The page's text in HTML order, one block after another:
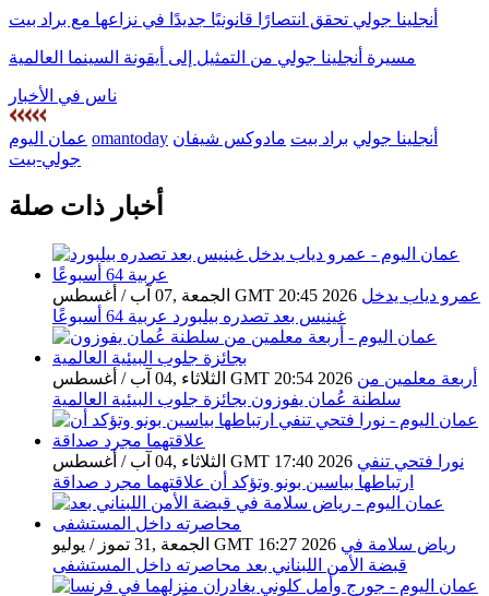
أنجلينا جولي تحقق انتصارًا قانونيًا جديدًا في نزاعها مع براد بيت
مسيرة أنجلينا جولي من التمثيل إلى أيقونة السينما العالمية
ناس في الأخبار
عمان اليوم omantoday أنجلينا جولي براد بيت مادوكس شيفان
جولي-بيت
أخبار ذات صلة
الجمعة ,07 آب / أغسطس GMT 20:45 2026 عمرو دياب يدخل
غينيس بعد تصدره بيلبورد عربية 64 أسبوعًا
الثلاثاء ,04 آب / أغسطس GMT 20:54 2026 أربعة معلمين من
سلطنة عُمان يفوزون بجائزة جلوب البيئية العالمية
الثلاثاء ,04 آب / أغسطس GMT 17:40 2026 نورا فتحي تنفي
ارتباطها بياسين بونو وتؤكد أن علاقتهما مجرد صداقة
الجمعة ,31 تموز / يوليو GMT 16:27 2026 رياض سلامة في
قبضة الأمن اللبناني بعد محاصرته داخل المستشفى